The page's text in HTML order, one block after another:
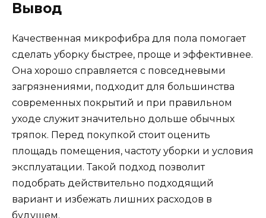
Вывод
Качественная микрофибра для пола помогает
сделать уборку быстрее, проще и эффективнее.
Она хорошо справляется с повседневыми
загрязнениями, подходит для большинства
современных покрытий и при правильном
уходе служит значительно дольше обычных
тряпок. Перед покупкой стоит оценить
площадь помещения, частоту уборки и условия
эксплуатации. Такой подход позволит
подобрать действительно подходящий
вариант и избежать лишних расходов в
будущем.